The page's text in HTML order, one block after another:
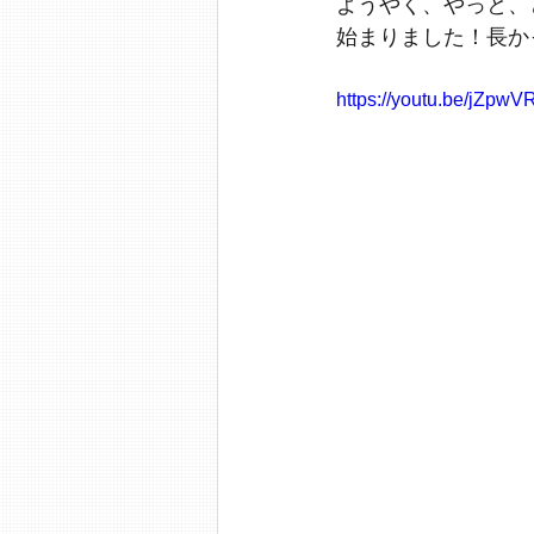
ようやく、やっと
始まりました！長か
https://youtu.be/